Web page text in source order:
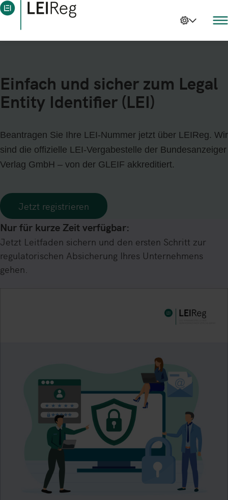
Einfach und sicher zum Legal
Entity Identifier (LEI)
Beantragen Sie Ihre LEI-Nummer jetzt über LEIReg. Wir
sind die offizielle LEI-Vergabestelle der Bundesanzeiger
Verlag GmbH – von der GLEIF akkreditiert.
Jetzt registrieren
Nur für kurze Zeit verfügbar:
Jetzt Leitfaden sichern und den ersten Schritt zur
regulatorischen Absicherung Ihres Unternehmens
gehen.